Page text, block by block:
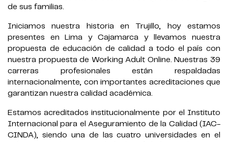
de sus familias.
Iniciamos nuestra historia en Trujillo, hoy estamos
presentes en Lima y Cajamarca y llevamos nuestra
propuesta de educación de calidad a todo el país con
nuestra propuesta de Working Adult Online. Nuestras 39
carreras profesionales están respaldadas
internacionalmente, con importantes acreditaciones que
garantizan nuestra calidad académica.
Estamos acreditados institucionalmente por el Instituto
Internacional para el Aseguramiento de la Calidad (IAC-
CINDA), siendo una de las cuatro universidades en el